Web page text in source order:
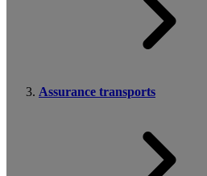
Assurance transports